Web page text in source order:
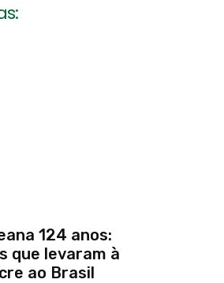
124 anos:
que levaram à
ao Brasil